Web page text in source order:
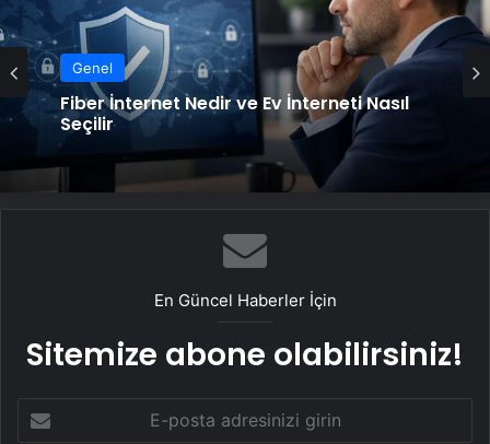
Genel
Fiber İnternet Nedir ve Ev İnterneti Nasıl
Seçilir
En Güncel Haberler İçin
Sitemize abone olabilirsiniz!
posta